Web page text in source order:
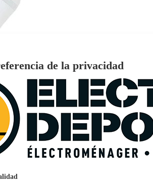
159€ 96
Pago aplazos
EcoTank EPSON ET-2861
de la privacidad